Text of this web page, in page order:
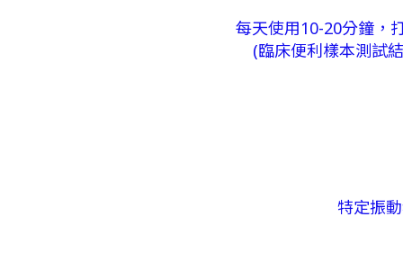
每天使用10-20分鐘，
(臨床便利樣本測試
特定振